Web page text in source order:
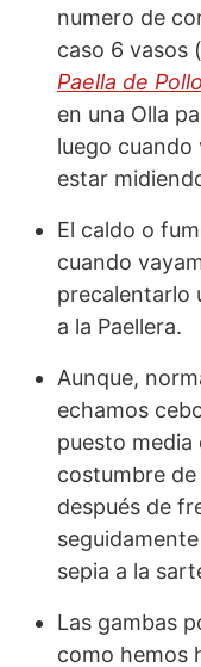
numero de
caso 6 vasos (
Paella de
en una Olla
luego cuando
estar
El caldo o
cuando
precalentarlo
a la Paellera.
Aunque,
echamos
puesto media
costumbre
después de
sepia a la
Las gambas
como hemos